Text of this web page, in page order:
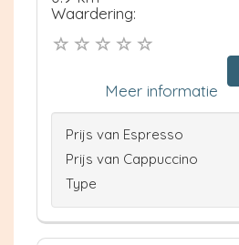
Waardering:
Meer informatie
Prijs van Espresso
Prijs van Cappuccino
Type